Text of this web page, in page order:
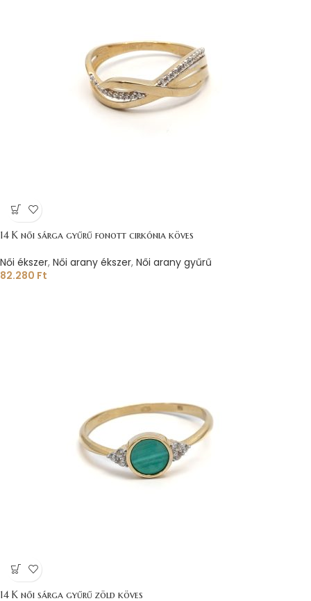
14 K női sárga gyűrű fonott cirkónia köves
Női ékszer, Női arany ékszer, Női arany gyűrű
82.280 Ft
14 K női sárga gyűrű zöld köves